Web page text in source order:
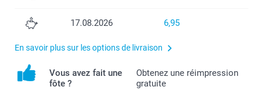
17.08.2026 6,95
En savoir plus sur les options de livraison
Vous avez fait une
fôte ?
Obtenez une réimpression
gratuite